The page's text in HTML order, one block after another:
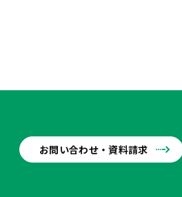
お問い合わせ・資料請求